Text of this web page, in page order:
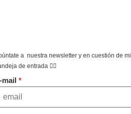
a nuestra newsletter y en cuestión de
de entrada 👇🏻
mail